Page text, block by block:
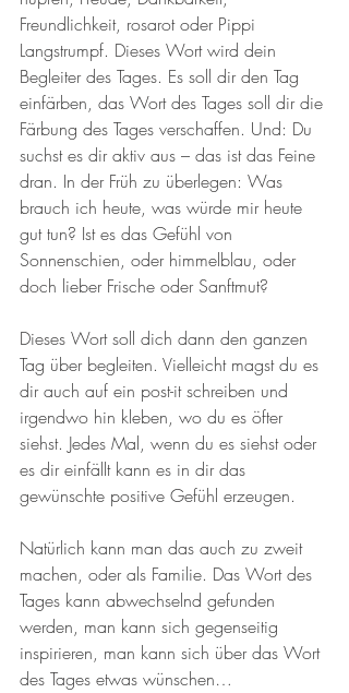
Freundlichkeit, rosarot oder Pippi
Langstrumpf. Dieses Wort wird dein
Begleiter des Tages. Es soll dir den Tag
einfärben, das Wort des Tages soll dir die
Färbung des Tages verschaffen. Und: Du
suchst es dir aktiv aus – das ist das Feine
dran. In der Früh zu überlegen: Was
brauch ich heute, was würde mir heute
gut tun? Ist es das Gefühl von
Sonnenschien, oder himmelblau, oder
doch lieber Frische oder Sanftmut?
Dieses Wort soll dich dann den ganzen
Tag über begleiten. Vielleicht magst du es
dir auch auf ein post-it schreiben und
irgendwo hin kleben, wo du es öfter
siehst. Jedes Mal, wenn du es siehst oder
es dir einfällt kann es in dir das
gewünschte positive Gefühl erzeugen.
Natürlich kann man das auch zu zweit
machen, oder als Familie. Das Wort des
Tages kann abwechselnd gefunden
werden, man kann sich gegenseitig
inspirieren, man kann sich über das Wort
des Tages etwas wünschen…